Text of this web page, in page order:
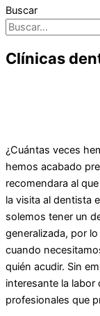
Buscar
Clínicas
¿Cuántas veces
hemos acabado
recomendara al
la visita al dentista
solemos tener un
generalizada, por
cuando
quién acudir. Sin
interesante la labor
profesionales que